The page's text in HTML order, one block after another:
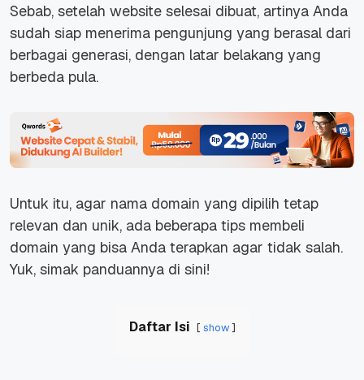
Sebab, setelah website selesai dibuat, artinya Anda
sudah siap menerima pengunjung yang berasal dari
berbagai generasi, dengan latar belakang yang
berbeda pula.
Untuk itu, agar nama domain yang dipilih tetap
relevan dan unik, ada beberapa tips membeli
domain yang bisa Anda terapkan agar tidak salah.
Yuk, simak panduannya di sini!
Daftar Isi show